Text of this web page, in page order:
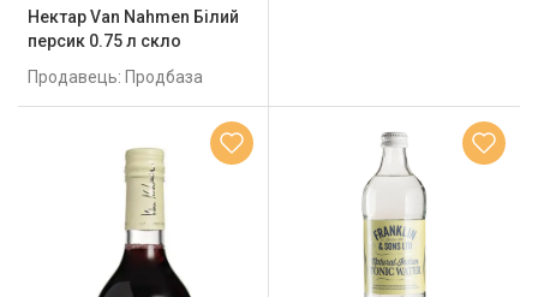
Нектар Van Nahmen Білий
персик 0.75 л скло
Продавець: Продбаза